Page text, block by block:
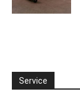
Service